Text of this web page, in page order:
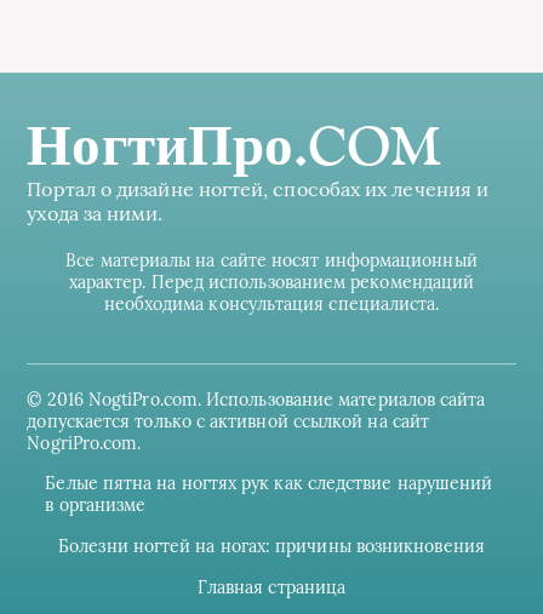
НогтиПро.COM
Портал о дизайне ногтей, способах их лечения и
ухода за ними.
Все материалы на сайте носят информационный
характер. Перед использованием рекомендаций
необходима консультация специалиста.
© 2016 NogtiPro.com. Использование материалов сайта
допускается только с активной ссылкой на сайт
NogriPro.com.
Белые пятна на ногтях рук как следствие нарушений
в организме
Болезни ногтей на ногах: причины возникновения
Главная страница